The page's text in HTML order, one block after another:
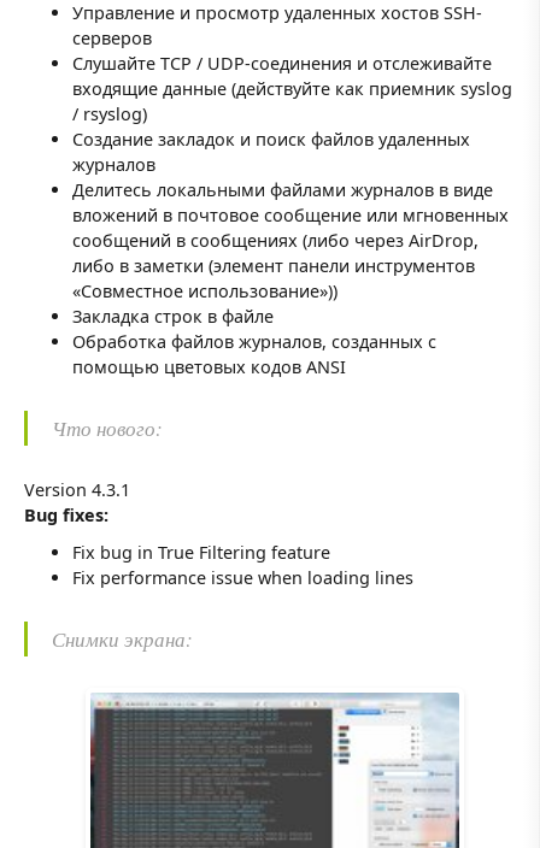
Управление и просмотр удаленных хостов SSH-
серверов
Слушайте TCP / UDP-соединения и отслеживайте
входящие данные (действуйте как приемник syslog
/ rsyslog)
Создание закладок и поиск файлов удаленных
журналов
Делитесь локальными файлами журналов в виде
вложений в почтовое сообщение или мгновенных
сообщений в сообщениях (либо через AirDrop,
либо в заметки (элемент панели инструментов
«Совместное использование»))
Закладка строк в файле
Обработка файлов журналов, созданных с
помощью цветовых кодов ANSI
Что нового:
Version 4.3.1
Bug fixes:
Fix bug in True Filtering feature
Fix performance issue when loading lines
Снимки экрана: